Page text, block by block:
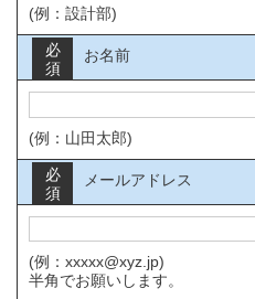
(例：設計部)
お名前
必
須
(例：山田太郎)
メールアドレス
必
須
(例：xxxxx@xyz.jp)
半角でお願いします。